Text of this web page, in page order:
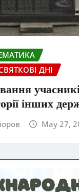
ДНІ
інших
May 27,